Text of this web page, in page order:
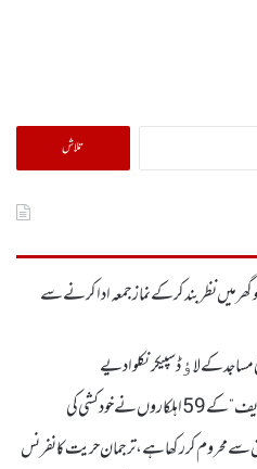
تلاش
کریں
میں نظر بندکر کے نماز جمعہ ادا کرنے سے
کے لاﺅڈ سپیکر نکلوا دیے
سے محروم کر رکھا ہے، ترجمان حریت کانفرنس